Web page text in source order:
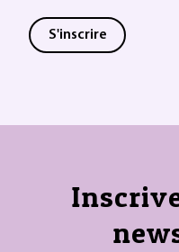
S'inscrire